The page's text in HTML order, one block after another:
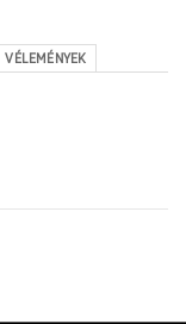
VÉLEMÉNYEK